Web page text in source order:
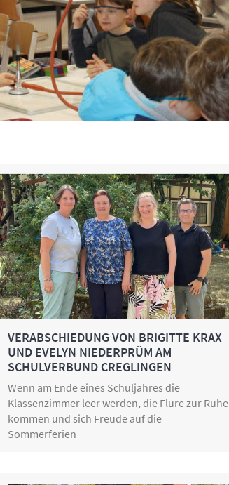
VERABSCHIEDUNG VON BRIGITTE KRAX
UND EVELYN NIEDERPRÜM AM
SCHULVERBUND CREGLINGEN
Wenn am Ende eines Schuljahres die
Klassenzimmer leer werden, die Flure zur Ruhe
kommen und sich Freude auf die
Sommerferien